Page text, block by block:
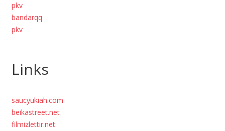
pkv
bandarqq
pkv
Links
saucyukiah.com
beikastreet.net
filmizlettir.net